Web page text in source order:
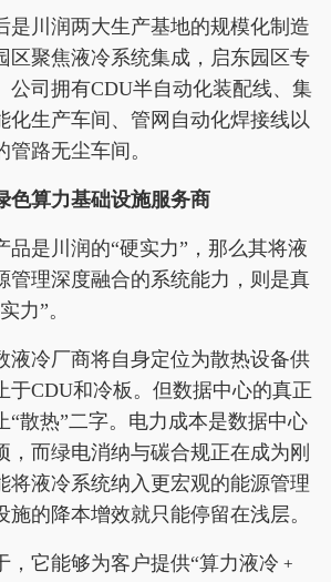
是川润两大生产基地的规模化制造
区聚焦液冷系统集成，启东园区专
公司拥有CDU半自动化装配线、集
化生产车间、管网自动化焊接线以
路无尘车间。
色算力基础设施服务商
品是川润的“硬实力”，那么其将液
管理深度融合的系统能力，则是真
力”。
液冷厂商将自身定位为散热设备供
于CDU和冷板。但数据中心的真正
“散热”二字。电力成本是数据中心
，而绿电消纳与碳合规正在成为刚
将液冷系统纳入更宏观的能源管理
施的降本增效就只能停留在浅层。
，它能够为客户提供“算力液冷﹢